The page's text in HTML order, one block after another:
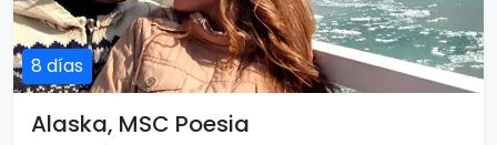
8 días
Alaska, MSC Poesia